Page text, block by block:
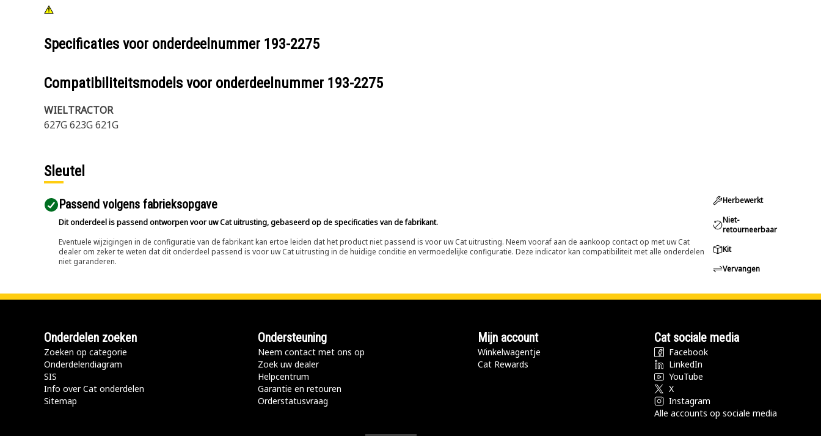
Specificaties voor onderdeelnummer 193-2275
Compatibiliteitsmodels voor onderdeelnummer 193-2275
WIELTRACTOR
627G 623G 621G
Sleutel
Passend volgens fabrieksopgave
Dit onderdeel is passend ontworpen voor uw Cat uitrusting, gebaseerd op de specificaties van de fabrikant.
Eventuele wijzigingen in de configuratie van de fabrikant kan ertoe leiden dat het product niet passend is voor uw Cat uitrusting. Neem vooraf aan de aankoop contact op met uw Cat
dealer om zeker te weten dat dit onderdeel passend is voor uw Cat uitrusting in de huidige conditie en vermoedelijke configuratie. Deze indicator kan compatibiliteit met alle onderdelen
niet garanderen.
Herbewerkt
Niet-
retourneerbaar
Kit
Vervangen
Onderdelen zoeken
Zoeken op categorie
Onderdelendiagram
SIS
Info over Cat onderdelen
Sitemap
Ondersteuning
Neem contact met ons op
Zoek uw dealer
Helpcentrum
Garantie en retouren
Orderstatusvraag
Mijn account
Winkelwagentje
Cat Rewards
Cat sociale media
Facebook
LinkedIn
YouTube
X
Instagram
Alle accounts op sociale media